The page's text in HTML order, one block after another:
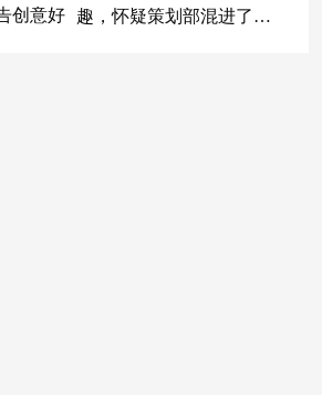
趣，怀疑策划部混进了天